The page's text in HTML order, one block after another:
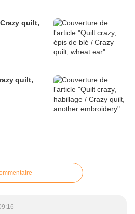
quilt,
quilt,